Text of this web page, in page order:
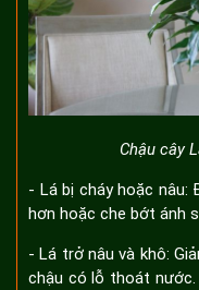
Chậu cây
- Lá bị cháy hoặc nâu:
hơn hoặc che bớt ánh
- Lá trở nâu và khô:
chậu có lỗ thoát nước.